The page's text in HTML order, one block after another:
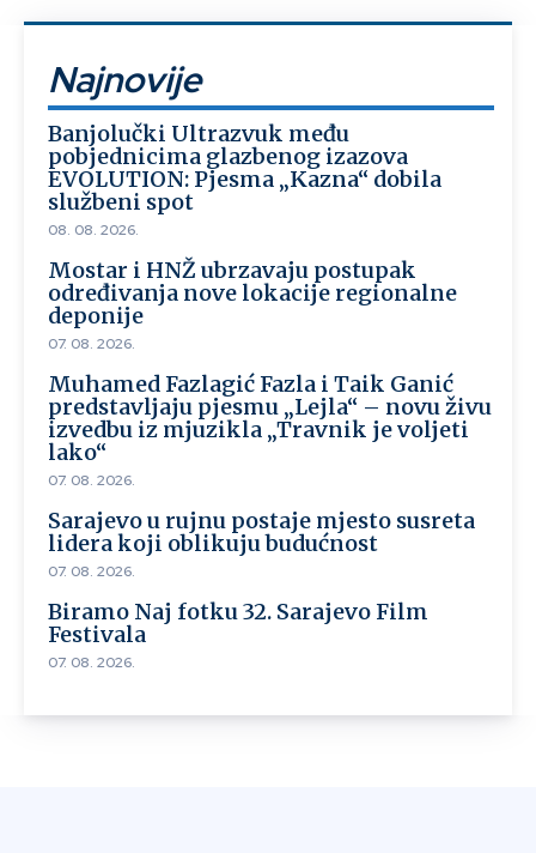
Najnovije
Banjolučki Ultrazvuk među
pobjednicima glazbenog izazova
EVOLUTION: Pjesma „Kazna“ dobila
službeni spot
08. 08. 2026.
Mostar i HNŽ ubrzavaju postupak
određivanja nove lokacije regionalne
deponije
07. 08. 2026.
Muhamed Fazlagić Fazla i Taik Ganić
predstavljaju pjesmu „Lejla“ – novu živu
izvedbu iz mjuzikla „Travnik je voljeti
lako“
07. 08. 2026.
Sarajevo u rujnu postaje mjesto susreta
lidera koji oblikuju budućnost
07. 08. 2026.
Biramo Naj fotku 32. Sarajevo Film
Festivala
07. 08. 2026.